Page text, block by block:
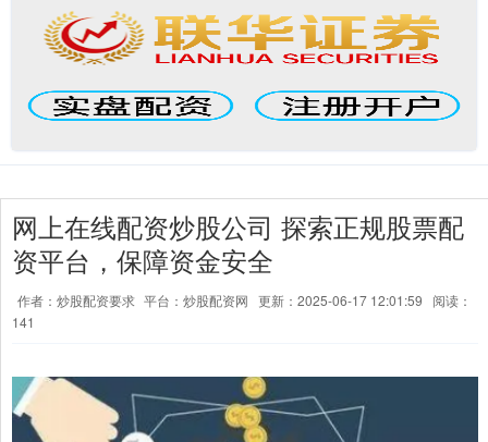
网上在线配资炒股公司 探索正规股票配
资平台，保障资金安全
作者：炒股配资要求 平台：炒股配资网 更新：2025-06-17 12:01:59
阅读：
141